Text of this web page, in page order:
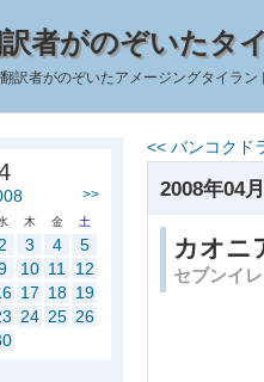
者がのぞいたタ
訳者がのぞいたアメージングタイラ
<< バンコクド
2008年04
カオニ
セブンイ
>>
木 金 土
2 3 4
5
10 11
12
17 18 19
24 25 26